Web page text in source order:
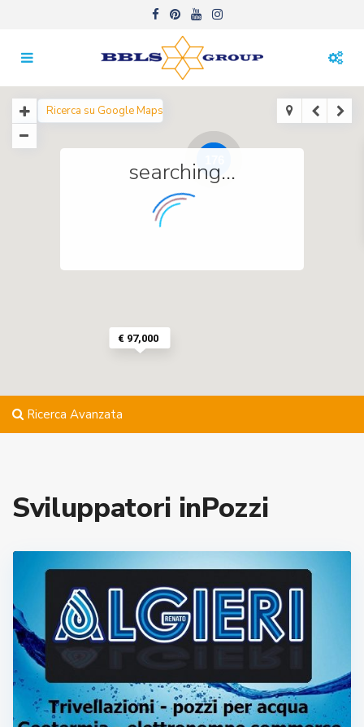
€ 97,000
searching...
Ricerca Avanzata
Sviluppatori inPozzi